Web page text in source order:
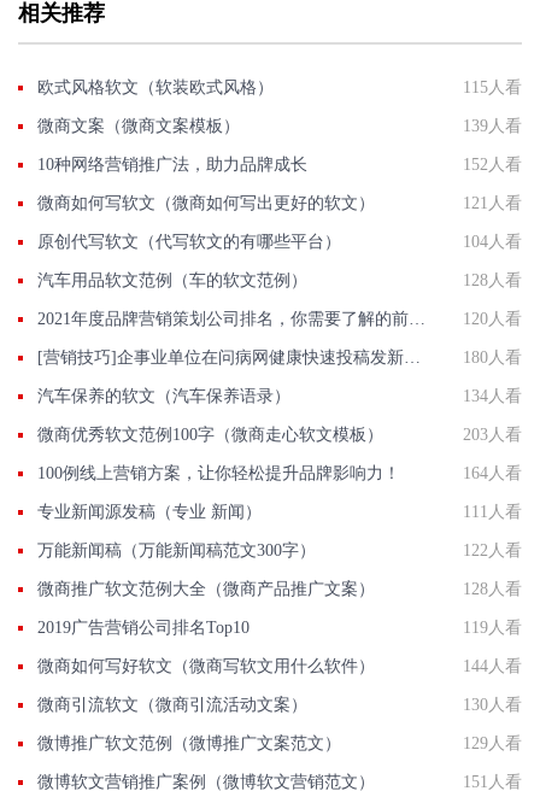
相关推荐
欧式风格软文（软装欧式风格） 115人看
微商文案（微商文案模板） 139人看
10种网络营销推广法，助力品牌成长 152人看
微商如何写软文（微商如何写出更好的软文） 121人看
原创代写软文（代写软文的有哪些平台） 104人看
汽车用品软文范例（车的软文范例） 128人看
2021年度品牌营销策划公司排名，你需要了解的前10强 120人看
[营销技巧]企事业单位在问病网健康快速投稿发新闻联系方法智慧新闻平台入口 180人看
汽车保养的软文（汽车保养语录） 134人看
微商优秀软文范例100字（微商走心软文模板） 203人看
100例线上营销方案，让你轻松提升品牌影响力！ 164人看
专业新闻源发稿（专业 新闻） 111人看
万能新闻稿（万能新闻稿范文300字） 122人看
微商推广软文范例大全（微商产品推广文案） 128人看
2019广告营销公司排名Top10 119人看
微商如何写好软文（微商写软文用什么软件） 144人看
微商引流软文（微商引流活动文案） 130人看
微博推广软文范例（微博推广文案范文） 129人看
微博软文营销推广案例（微博软文营销范文） 151人看